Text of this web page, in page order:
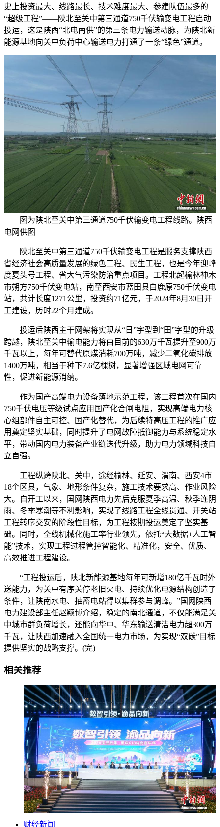
史上投资最大、线路最长、技术难度最大、参建队伍最多的
“超级工程”——陕北至关中第三通道750千伏输变电工程启动
投运，这是陕西“北电南供”的第三条电力输送动脉，为陕北新
能源基地向关中负荷中心输送电力打通了一条“绿色”通道。
图为陕北至关中第三通道750千伏输变电工程线路。陕西
电网供图
陕北至关中第三通道750千伏输变电工程是服务支撑陕西
省经济社会高质量发展的绿色工程、民生工程，也是今年迎峰
度夏头号工程、省大气污染防治重点项目。工程北起榆林神木
市朔方750千伏变电站，南至西安市蓝田县白鹿原750千伏变电
站，共计长度1271公里，投资约71亿元，于2024年8月30日开
工建设，历时22个月建成。
投运后陕西主干网架将实现从“日”字型到“田”字型的升级
跨越，陕北至关中输电能力将由目前的630万千瓦提升至900万
千瓦以上，每年可替代原煤消耗700万吨，减少二氧化碳排放
1400万吨，相当于种下7.6亿棵树，显著增强区域电网可靠
性，促进新能源消纳。
作为国产高端电力设备落地示范工程，该工程首次在国内
750千伏电压等级试点应用国产化合闸电阻，实现高端电力核
心组部件自主可控、国产化替代，为后续特高压工程的推广应
用奠定坚实基础，同时提升了电网故障抵御能力与系统稳定水
平，带动国内电力装备产业链迭代升级，助力电力领域科技自
立自强。
工程纵跨陕北、关中，途经榆林、延安、渭南、西安4市
18个区县，气象、地形条件复杂，施工技术要求高、作业风险
大。自开工以来，国网陕西电力先后克服夏季高温、秋季连阴
雨、冬季寒潮等不利影响，实现了线路工程全线贯通、开关站
工程转序交安的阶段性目标，为工程按期投运奠定了坚实基
础。同时，全线机械化施工率行业领先，依托“大数据+人工智
能”技术，实现工程过程管控智能化、精准化，安全、优质、
高效推进工程建设。
“工程投运后，陕北新能源基地每年可新增180亿千瓦时外
送能力，为关中有序关停老旧火电、持续优化电源结构创造了
条件，让陕南水电、抽蓄电站得以集群参与调峰。”国网陕西
电力建设部主任赵颖博介绍，稳定的南北通道，不仅能满足关
中城市群负荷增长，还能向华中、华东输送清洁电力超300万
千瓦，让陕西加速融入全国统一电力市场，为实现“双碳”目标
提供坚实的战略支撑。(完)
相关推荐
财经新闻